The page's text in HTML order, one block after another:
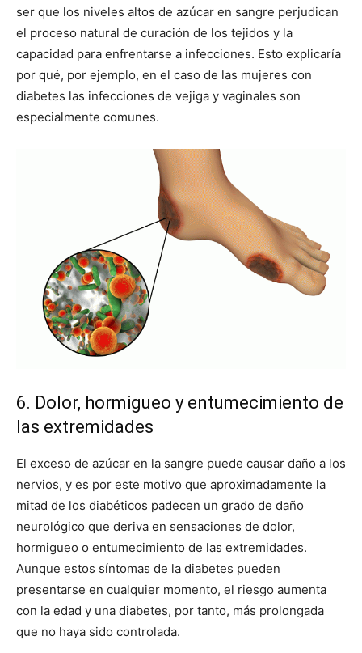
ser que los niveles altos de azúcar en sangre perjudican
el proceso natural de curación de los tejidos y la
capacidad para enfrentarse a infecciones. Esto explicaría
por qué, por ejemplo, en el caso de las mujeres con
diabetes las infecciones de vejiga y vaginales son
especialmente comunes.
6. Dolor, hormigueo y entumecimiento de
las extremidades
El exceso de azúcar en la sangre puede causar daño a los
nervios, y es por este motivo que aproximadamente la
mitad de los diabéticos padecen un grado de daño
neurológico que deriva en sensaciones de dolor,
hormigueo o entumecimiento de las extremidades.
Aunque estos síntomas de la diabetes pueden
presentarse en cualquier momento, el riesgo aumenta
con la edad y una diabetes, por tanto, más prolongada
que no haya sido controlada.